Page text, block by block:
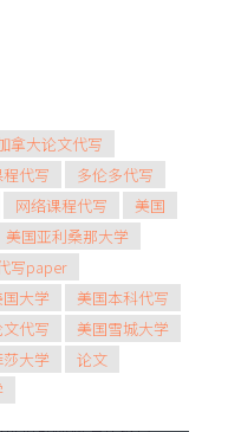
拿大论文代写
代写
多伦多代写
网络课程代写
美国
美国亚利桑那大学
写paper
国大学
美国本科代写
代写
美国雪城大学
大学
论文
您轻松掌握
巧
散文
全面指导